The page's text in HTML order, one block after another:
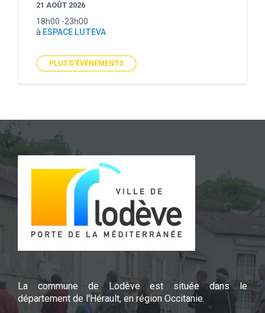
21 AOÛT 2026
18h00 -23h00
à ESPACE LUTEVA
PLUS D'ÉVÉNEMENTS
La commune de Lodève est située dans le
département de l'Hérault, en région Occitanie.